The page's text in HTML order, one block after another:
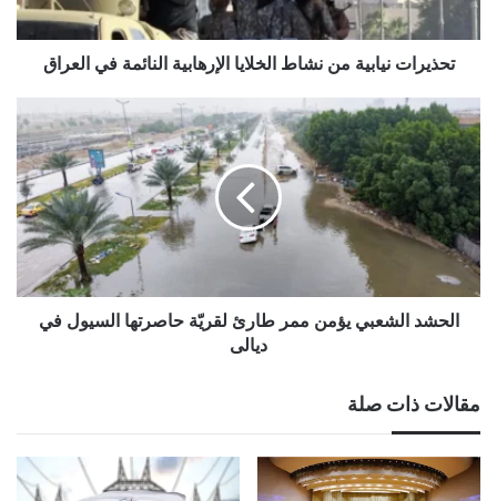
في
العراق
تحذيرات نيابية من نشاط الخلايا الإرهابية النائمة في العراق
الحشد
الشعبي
يؤمن
ممر
طارئ
لقريّة
حاصرتها
السيول
في
ديالىالحشد الشعبي يؤمن ممر طارئ لقريّة حاصرتها السيول في
ديالى
مقالات ذات صلة